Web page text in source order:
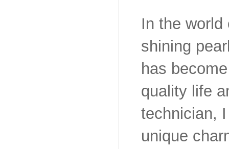
In the
shining
has
quality life
technician,
unique